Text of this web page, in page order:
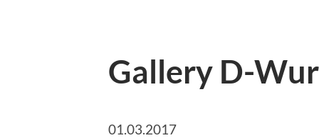
Gallery D-
01.03.2017